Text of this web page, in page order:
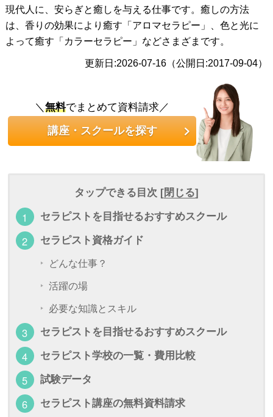
現代人に、安らぎと癒しを与える仕事です。癒しの方法
は、香りの効果により癒す「アロマセラピー」、色と光に
よって癒す「カラーセラピー」などさまざまです。
更新日:2026-07-16（公開日:2017-09-04）
＼無料でまとめて資料請求／
講座・スクールを探す
タップできる目次 [閉じる]
セラピストを目指せるおすすめスクール
セラピスト資格ガイド
どんな仕事？
活躍の場
必要な知識とスキル
セラピストを目指せるおすすめスクール
セラピスト学校の一覧・費用比較
試験データ
セラピスト講座の無料資料請求